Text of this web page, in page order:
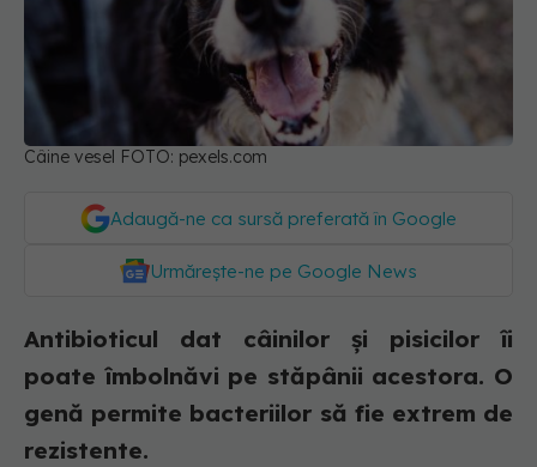
Câine vesel FOTO: pexels.com
Adaugă-ne ca sursă preferată în Google
Urmărește-ne pe Google News
Antibioticul dat câinilor și pisicilor îi
poate îmbolnăvi pe stăpânii acestora. O
genă permite bacteriilor să fie extrem de
rezistente.